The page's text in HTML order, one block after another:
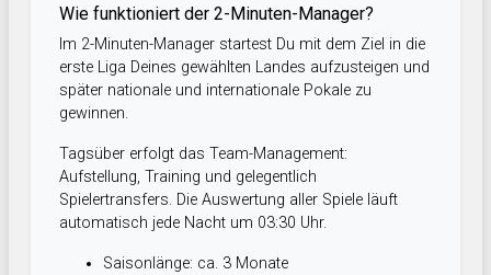
Wie funktioniert der 2-Minuten-Manager?
Im 2-Minuten-Manager startest Du mit dem Ziel in die
erste Liga Deines gewählten Landes aufzusteigen und
später nationale und internationale Pokale zu
gewinnen.
Tagsüber erfolgt das Team-Management:
Aufstellung, Training und gelegentlich
Spielertransfers. Die Auswertung aller Spiele läuft
automatisch jede Nacht um 03:30 Uhr.
Saisonlänge: ca. 3 Monate